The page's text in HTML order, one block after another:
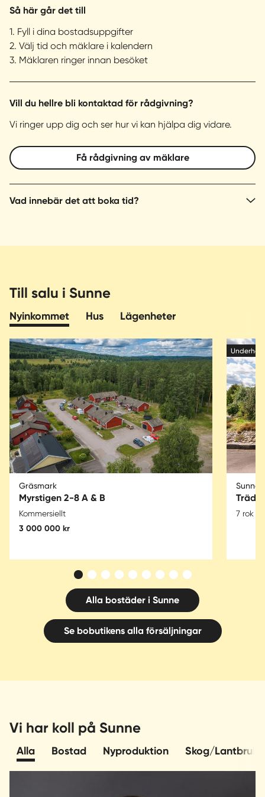
Så här går det till
1. Fyll i dina bostadsuppgifter
2. Välj tid och mäklare i kalendern
3. Mäklaren ringer innan besöket
Vill du hellre bli kontaktad för rådgivning?
Vi ringer upp dig och ser hur vi kan hjälpa dig vidare.
Få rådgivning av mäklare
Vad innebär det att boka tid?
Till salu i Sunne
Nyinkommet Hus Lägenheter
Gräsmark
Myrstigen 2-8 A & B
Kommersiellt
3 000 000 kr
Sunne
7 rok
Alla bostäder i Sunne
Se bobutikens alla försäljningar
Vi har koll på Sunne
Alla Bostad Nyproduktion Skog/Lantbruk